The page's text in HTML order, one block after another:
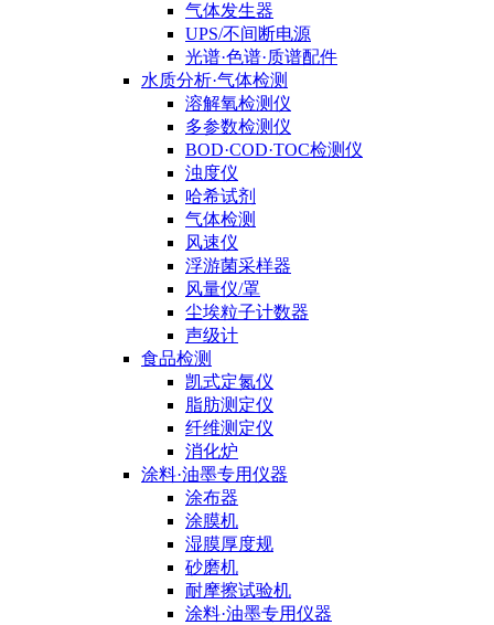
气体发生器
UPS/不间断电源
光谱·色谱·质谱配件
水质分析·气体检测
溶解氧检测仪
多参数检测仪
BOD·COD·TOC检测仪
浊度仪
哈希试剂
气体检测
风速仪
浮游菌采样器
风量仪/罩
尘埃粒子计数器
声级计
食品检测
凯式定氮仪
脂肪测定仪
纤维测定仪
消化炉
涂料·油墨专用仪器
涂布器
涂膜机
湿膜厚度规
砂磨机
耐摩擦试验机
涂料·油墨专用仪器